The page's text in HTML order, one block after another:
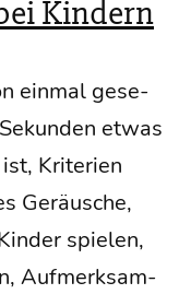
Kindern
ein­mal gese­
etwas
Kri­te­ri­en
Geräu­sche,
spie­len,
Auf­merk­sam­